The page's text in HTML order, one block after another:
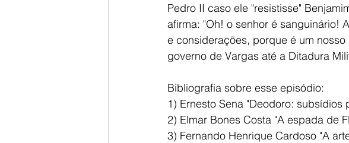
Pedro II caso ele "resistisse"
afirma: "Oh! o senhor é sanguinário!
e considerações, porque é um
governo de Vargas até a Ditadura
Bibliografia sobre esse episódio:
1) Ernesto Sena "Deodoro: subsídios
2) Elmar Bones Costa "A espada de
3) Fernando Henrique Cardoso "A